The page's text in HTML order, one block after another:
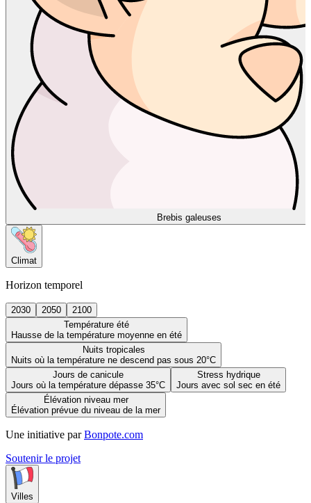
Brebis galeuses
Climat
Horizon temporel
2030 2050
2100
Température été
Hausse de la température moyenne en été
Nuits tropicales
Nuits où la température ne descend pas sous 20°C
Jours de canicule
Jours où la température dépasse 35°C
Stress hydrique
Jours avec sol sec en été
Élévation niveau mer
Élévation prévue du niveau de la mer
Une initiative par Bonpote.com
Soutenir le projet
Villes